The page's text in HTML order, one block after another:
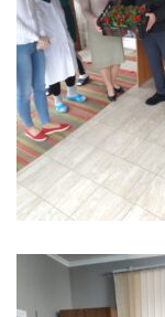
în
Funciar
Relaţii
cu